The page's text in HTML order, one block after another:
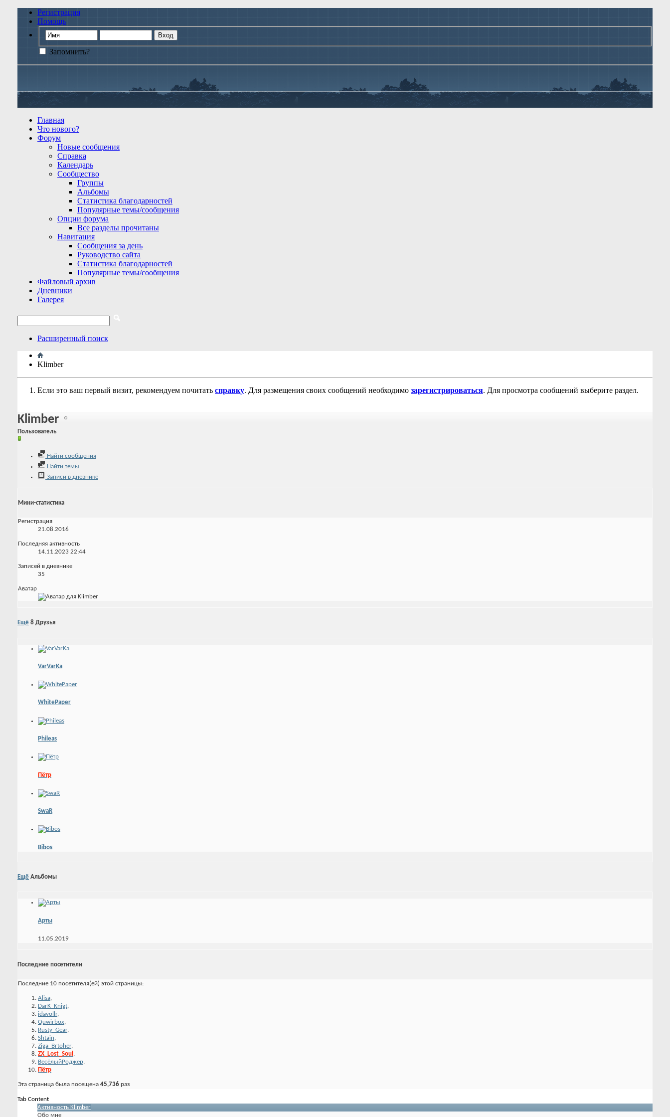
Регистрация
Помощь
Запомнить?
Главная
Что нового?
Форум
Новые сообщения
Справка
Календарь
Сообщество
Группы
Альбомы
Статистика благодарностей
Популярные темы/сообщения
Опции форума
Все разделы прочитаны
Навигация
Сообщения за день
Руководство сайта
Статистика благодарностей
Популярные темы/сообщения
Файловый архив
Дневники
Галерея
Расширенный поиск
Klimber
Если это ваш первый визит, рекомендуем почитать справку. Для размещения своих сообщений необходимо зарегистрироваться. Для просмотра сообщений выберите раздел.
Klimber
Пользователь
Найти сообщения
Найти темы
Записи в дневнике
Мини-статистика
Регистрация
21.08.2016
Последняя активность
14.11.2023 22:44
Записей в дневнике
35
Аватар
Ещё 8 Друзья
VarVarKa
WhitePaper
Phileas
Пётр
SwaR
Bibos
Ещё Альбомы
Арты
11.05.2019
Последние посетители
Последние 10 посетителя(ей) этой страницы:
Alisa,
DarK_Knigt,
idavollr,
Quwirbox,
Rusty_Gear,
Shtain,
Ziga_Brtoher,
ZX_Lost_Soul ,
ВесёлыйРоджер,
Пётр
Эта страница была посещена 45,736 раз
Tab Content
Активность Klimber
Обо мне